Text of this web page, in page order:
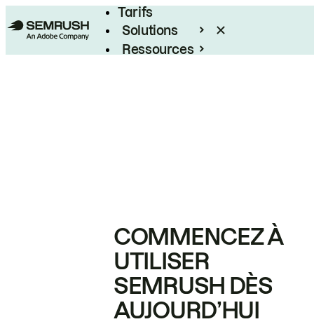
Tarifs
Solutions
Ressources
COMMENCEZ À
UTILISER
SEMRUSH DÈS
AUJOURD’HUI